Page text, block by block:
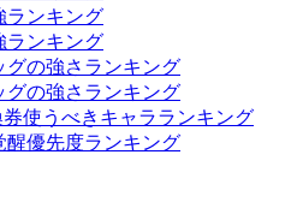
ランキング
ランキング
グの強さランキング
グの強さランキング
券使うべきキャラランキング
醒優先度ランキング